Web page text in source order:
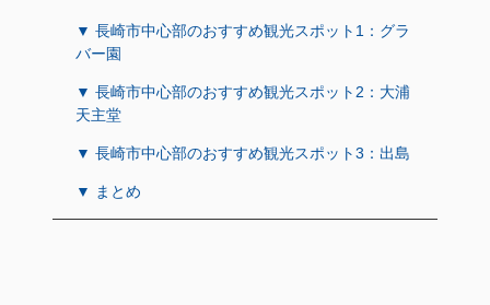
▼ 長崎市中心部のおすすめ観光スポット1：グラ
バー園
▼ 長崎市中心部のおすすめ観光スポット2：大浦
天主堂
▼ 長崎市中心部のおすすめ観光スポット3：出島
▼ まとめ